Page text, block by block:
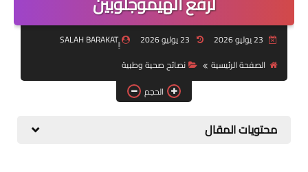
التكنولوجيا والصحة
قسم الأطفال
معلومة عامة
Health
ٍٍٍٍِSALAH BARAKAT
الصفحة الرئيسية
نصائح صحية وطبية
الحجم
محتويات المقال